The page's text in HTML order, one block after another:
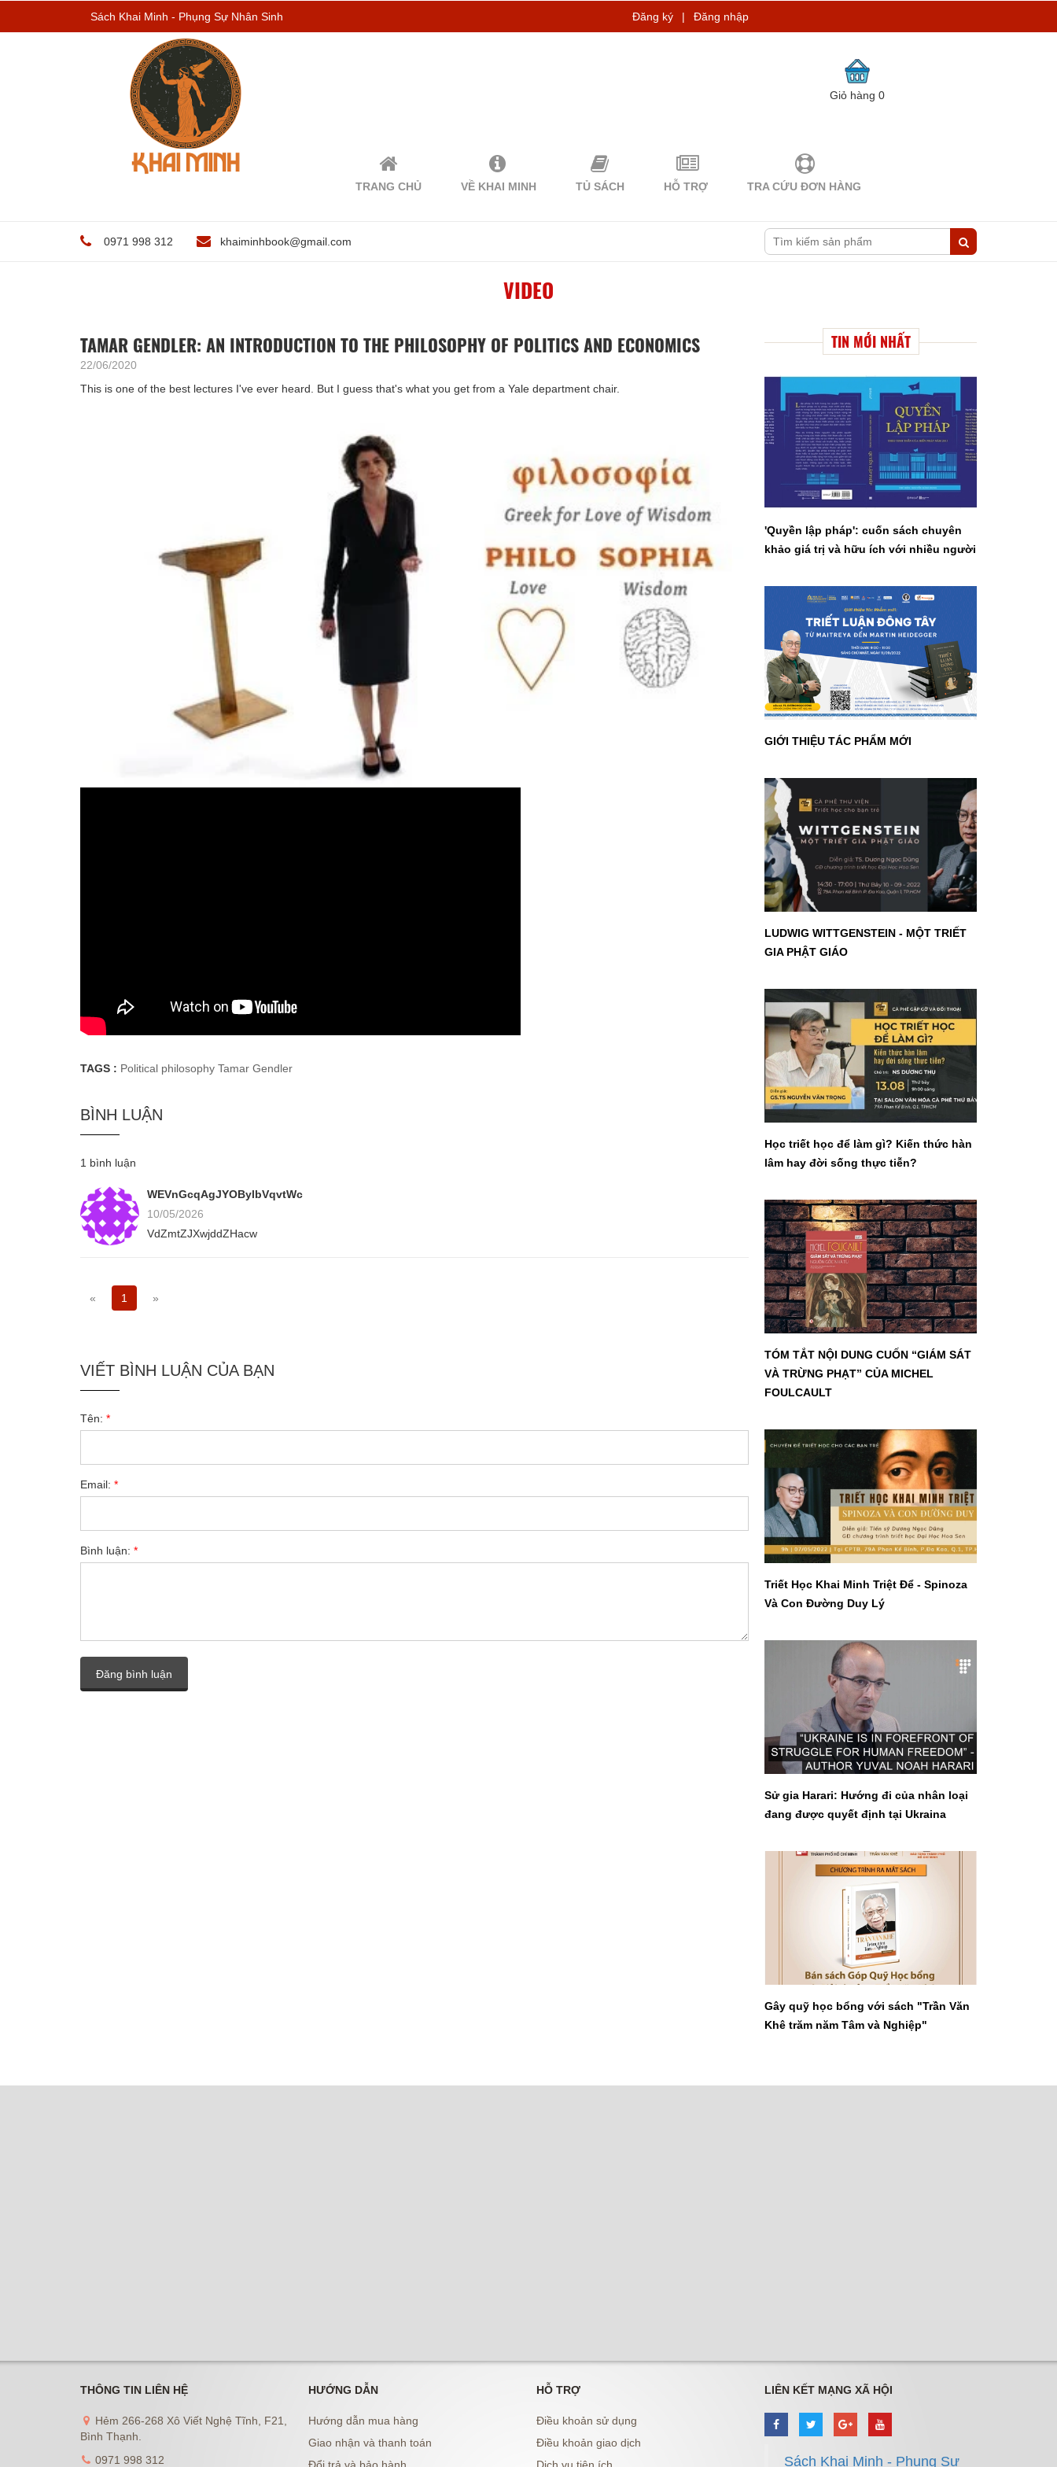
Sách Khai Minh - Phụng Sự Nhân Sinh Đăng ký | Đăng nhập
Giỏ hàng0
TRANG CHỦ VỀ KHAI MINH TỦ SÁCH HỖ TRỢ TRA CỨU ĐƠN HÀNG
0971 998 312 khaiminhbook@gmail.com
VIDEO
TAMAR GENDLER: AN INTRODUCTION TO THE PHILOSOPHY OF POLITICS AND ECONOMICS
22/06/2020
This is one of the best lectures I've ever heard. But I guess that's what you get from a Yale department chair.
TAGS : Political philosophy Tamar Gendler
BÌNH LUẬN
1 bình luận
WEVnGcqAgJYOBylbVqvtWc
10/05/2026
VdZmtZJXwjddZHacw
« 1 »
VIẾT BÌNH LUẬN CỦA BẠN
Tên: *
Email: *
Bình luận: *
Đăng bình luận
TIN MỚI NHẤT
'Quyền lập pháp': cuốn sách chuyên
khảo giá trị và hữu ích với nhiều người
GIỚI THIỆU TÁC PHẨM MỚI
LUDWIG WITTGENSTEIN - MỘT TRIẾT
GIA PHẬT GIÁO
Học triết học để làm gì? Kiến thức hàn
lâm hay đời sống thực tiễn?
TÓM TẮT NỘI DUNG CUỐN “GIÁM SÁT
VÀ TRỪNG PHẠT” CỦA MICHEL
FOULCAULT
Triết Học Khai Minh Triệt Để - Spinoza
Và Con Đường Duy Lý
Sử gia Harari: Hướng đi của nhân loại
đang được quyết định tại Ukraina
Gây quỹ học bổng với sách "Trần Văn
Khê trăm năm Tâm và Nghiệp"
THÔNG TIN LIÊN HỆ
Hẻm 266-268 Xô Viết Nghệ Tĩnh, F21,
Bình Thạnh.
0971 998 312
HƯỚNG DẪN
Hướng dẫn mua hàng
Giao nhận và thanh toán
HỖ TRỢ
Điều khoản sử dụng
Điều khoản giao dịch
LIÊN KẾT MẠNG XÃ HỘI
Sách Khai Minh - Phụng Sự